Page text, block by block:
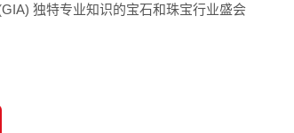
独特专业知识的宝石和珠宝行业盛会